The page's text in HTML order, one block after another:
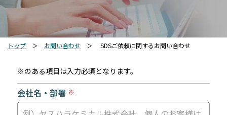
トップ ＞ お問い合わせ ＞ SDSご依頼に関するお問い合わせ
※のある項目は入力必須となります。
会社名・部署 ※